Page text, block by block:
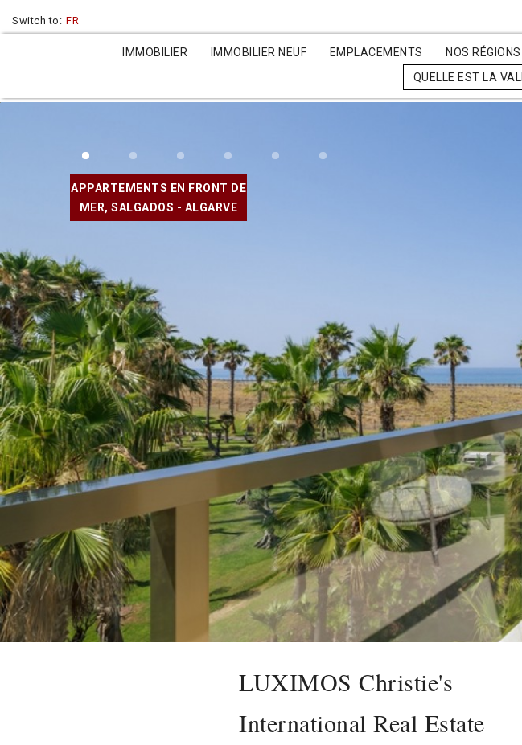
Switch to: FR
IMMOBILIER IMMOBILIER NEUF EMPLACEMENTS NOS RÉGIONS
QUELLE EST LA
APPARTEMENTS EN FRONT DE
MER, SALGADOS - ALGARVE
LUXIMOS Christie's
International Real Estate